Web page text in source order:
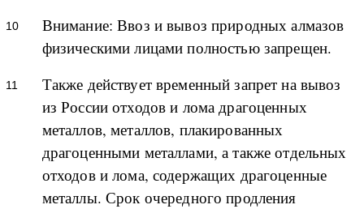
Внимание: Ввоз и вывоз природных алмазов
физическими лицами полностью запрещен.
Также действует временный запрет на вывоз
из России отходов и лома драгоценных
металлов, металлов, плакированных
драгоценными металлами, а также отдельных
отходов и лома, содержащих драгоценные
металлы. Срок очередного продления